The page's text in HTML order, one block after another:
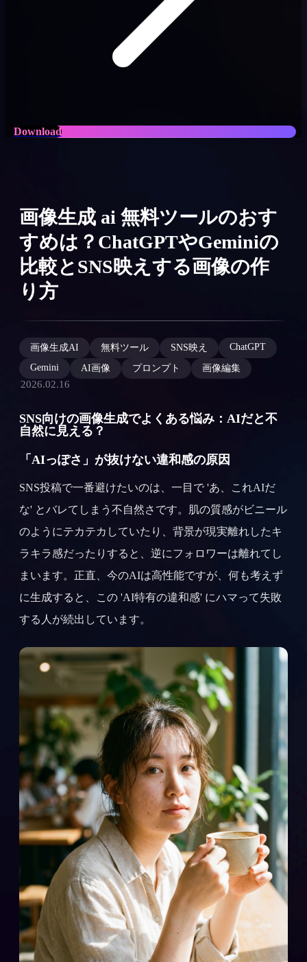
Download
画像生成 ai 無料ツールのおす
すめは？ChatGPTやGeminiの
比較とSNS映えする画像の作
り方
画像生成AI 無料ツール SNS映え
ChatGPT
Gemini
AI画像 プロンプト 画像編集
2026.02.16
SNS向けの画像生成でよくある悩み：AIだと不
自然に見える？
「AIっぽさ」が抜けない違和感の原因
SNS投稿で一番避けたいのは、一目で 'あ、これAIだ
な' とバレてしまう不自然さです。肌の質感がビニール
のようにテカテカしていたり、背景が現実離れしたキ
ラキラ感だったりすると、逆にフォロワーは離れてし
まいます。正直、今のAIは高性能ですが、何も考えず
に生成すると、この 'AI特有の違和感' にハマって失敗
する人が続出しています。